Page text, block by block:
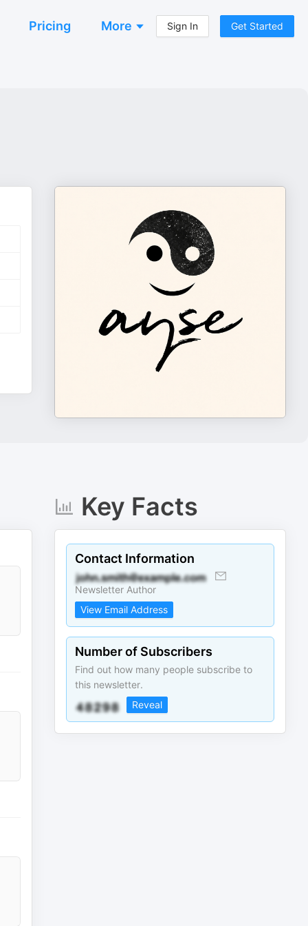
Pricing More Sign In Get Started
Key Facts
Contact Information
Newsletter Author
View Email Address
Number of Subscribers
Find out how many people subscribe to
this newsletter.
Reveal